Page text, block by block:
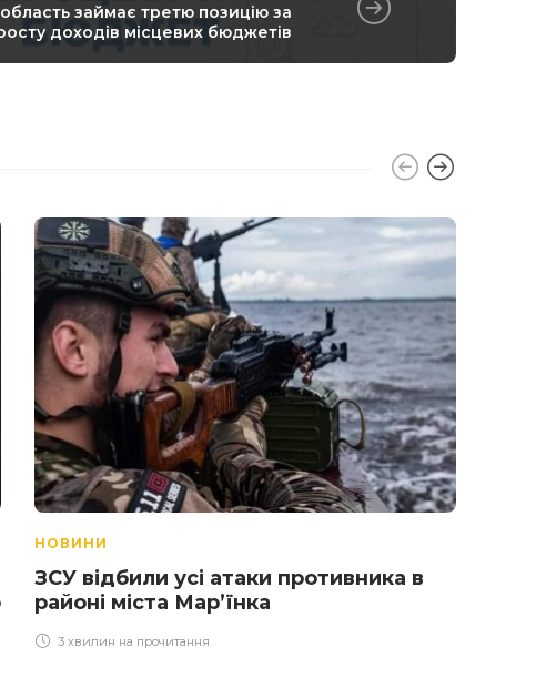
займає третю позицію за
доходів місцевих бюджетів
НОВИНИ
ЗСУ відбили усі атаки противника в
районі міста Мар’їнка
3 хвилин на прочитання